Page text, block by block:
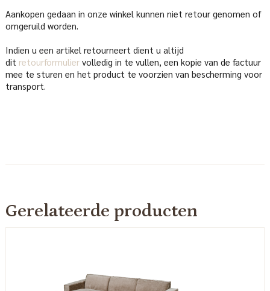
Aankopen gedaan in onze winkel kunnen niet retour genomen of
omgeruild worden.
Indien u een artikel retourneert dient u altijd
dit retourformuliervolledig in te vullen, een kopie van de factuur
mee te sturen en het product te voorzien van bescherming voor
transport.
Gerelateerde producten